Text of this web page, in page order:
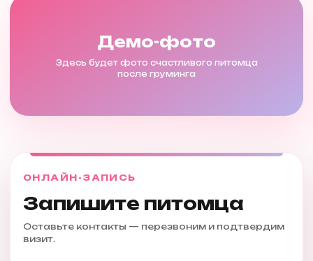
Демо-фото
Здесь будет фото счастливого питомца
после груминга
ОНЛАЙН-ЗАПИСЬ
Запишите питомца
Оставьте контакты — перезвоним и подтвердим
визит.